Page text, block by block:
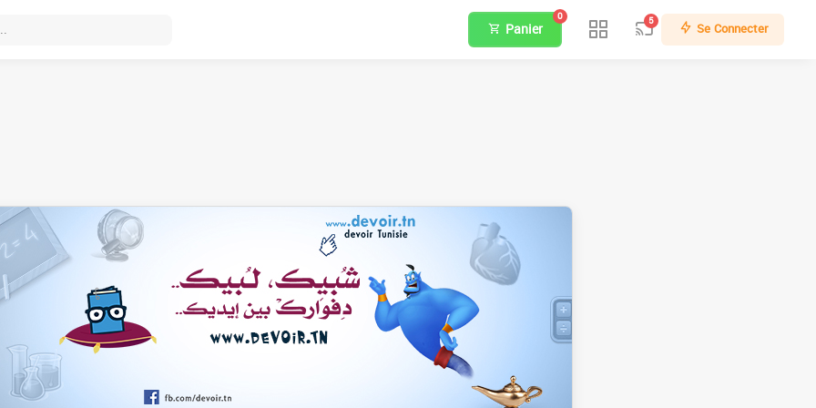
Panier
0 5 Se Connecter